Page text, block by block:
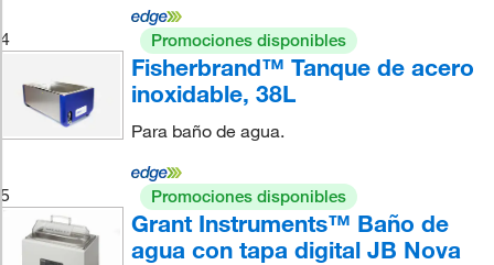
4 Promociones disponibles
Fisherbrand™ Tanque de acero
inoxidable, 38L
Para baño de agua.
5 Promociones disponibles
Grant Instruments™ Baño de
agua con tapa digital JB Nova